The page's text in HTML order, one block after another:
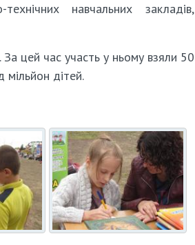
навчальних закладів,
За цей час участь у ньому взяли 50
мільйон дітей.